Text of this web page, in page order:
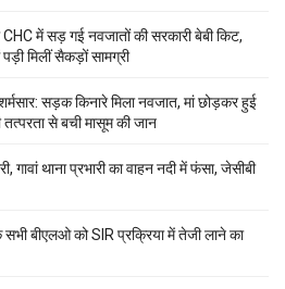
में सड़ गई नवजातों की सरकारी बेबी किट,
मिलीं सैकड़ों सामग्री
सड़क किनारे मिला नवजात, मां छोड़कर हुई
से बची मासूम की जान
गावां थाना प्रभारी का वाहन नदी में फंसा, जेसीबी
बीएलओ को SIR प्रक्रिया में तेजी लाने का